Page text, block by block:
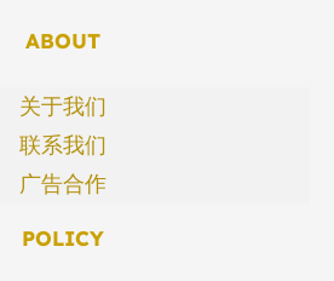
ABOUT
关于我们
联系我们
广告合作
POLICY